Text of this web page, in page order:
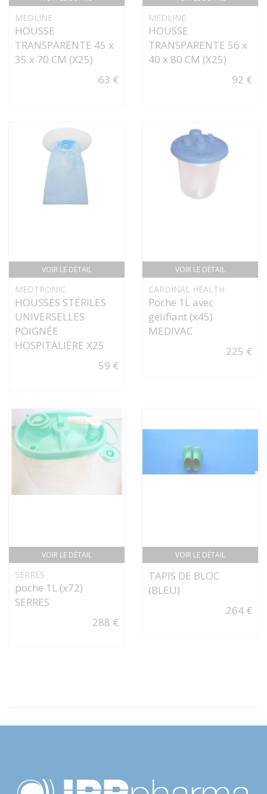
MEDLINE
HOUSSE
TRANSPARENTE 45 x
35 x 70 CM (X25)
63 €
MEDLINE
HOUSSE
TRANSPARENTE 56 x
40 x 80 CM (X25)
92 €
VOIR LE DÉTAIL
MEDTRONIC
HOUSSES STÉRILES
UNIVERSELLES
POIGNÉE
HOSPITALIÈRE X25
59 €
VOIR LE DÉTAIL
CARDINAL HEALTH
Poche 1L avec
gelifiant (x45)
MEDIVAC
225 €
VOIR LE DÉTAIL
SERRES
poche 1L (x72)
SERRES
288 €
VOIR LE DÉTAIL
TAPIS DE BLOC
(BLEU)
264 €